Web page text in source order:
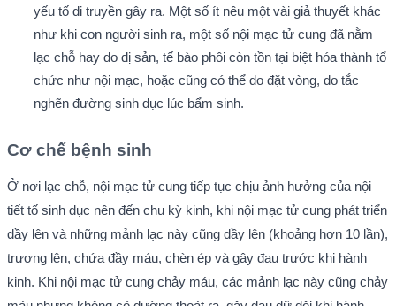
yếu tố di truyền gây ra. Một số ít nêu một vài giả thuyết khác
như khi con người sinh ra, một số nội mạc tử cung đã nằm
lạc chỗ hay do dị sản, tế bào phôi còn tồn tại biệt hóa thành tổ
chức như nội mạc, hoặc cũng có thể do đặt vòng, do tắc
nghẽn đường sinh dục lúc bẩm sinh.
Cơ chế bệnh sinh
Ở nơi lạc chỗ, nội mạc tử cung tiếp tục chịu ảnh hưởng của nội
tiết tố sinh dục nên đến chu kỳ kinh, khi nội mạc tử cung phát triển
dầy lên và những mảnh lạc này cũng dầy lên (khoảng hơn 10 lần),
trương lên, chứa đầy máu, chèn ép và gây đau trước khi hành
kinh. Khi nội mạc tử cung chảy máu, các mảnh lạc này cũng chảy